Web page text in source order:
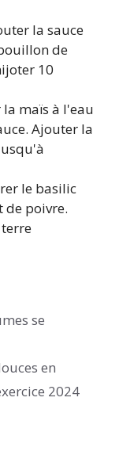
la sauce
de
10
maïs à l'eau
Ajouter la
le basilic
de poivre.
se
en
2024